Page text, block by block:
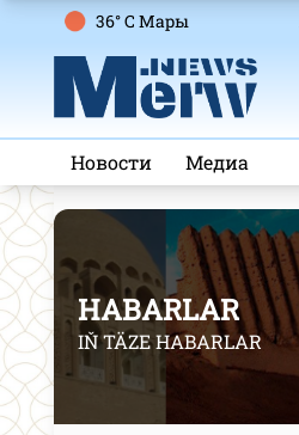
36° C Mары
Новости Медиа
HABARLAR
IŇ TÄZE HABARLAR